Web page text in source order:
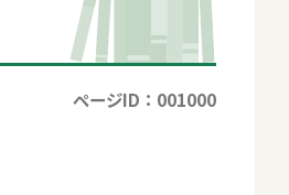
ページID：001000